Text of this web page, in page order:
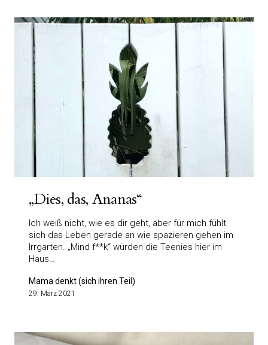
„Dies, das, Ananas“
Ich weiß nicht, wie es dir geht, aber für mich fühlt
sich das Leben gerade an wie spazieren gehen im
Irrgarten. „Mind f**k“ würden die Teenies hier im
Haus…
Mama denkt (sich ihren Teil)
29. März 2021